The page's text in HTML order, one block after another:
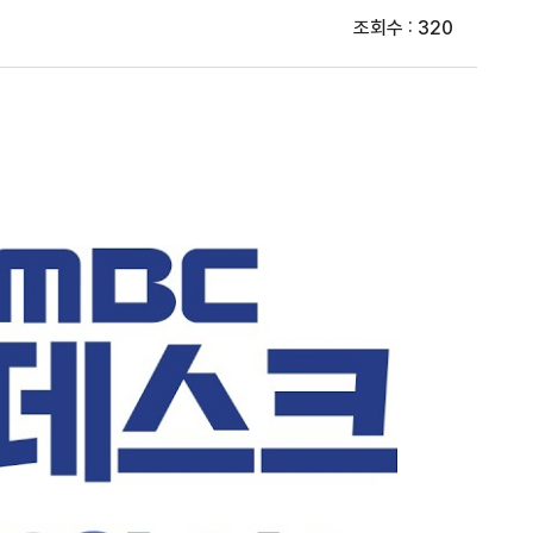
조회수 : 320